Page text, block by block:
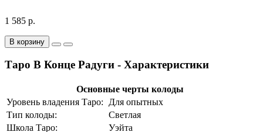
1 585 р.
В корзину
Таро В Конце Радуги - Характеристики
Основные черты колоды
Уровень владения Таро:
Для опытных
Тип колоды:
Светлая
Школа Таро:
Уэйта